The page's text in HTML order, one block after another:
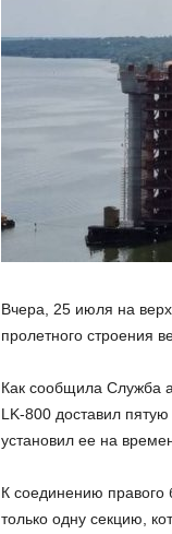
Вчера, 25 июля на
пролетного строения
Как сообщила Служба
LK-800 доставил
установил ее на
К соединению правого
только одну секцию,